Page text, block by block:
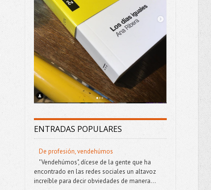
ENTRADAS POPULARES
De profesión, vendehúmos
"Vendehúmos", dícese de la gente que ha
encontrado en las redes sociales un altavoz
increíble para decir obviedades de manera...